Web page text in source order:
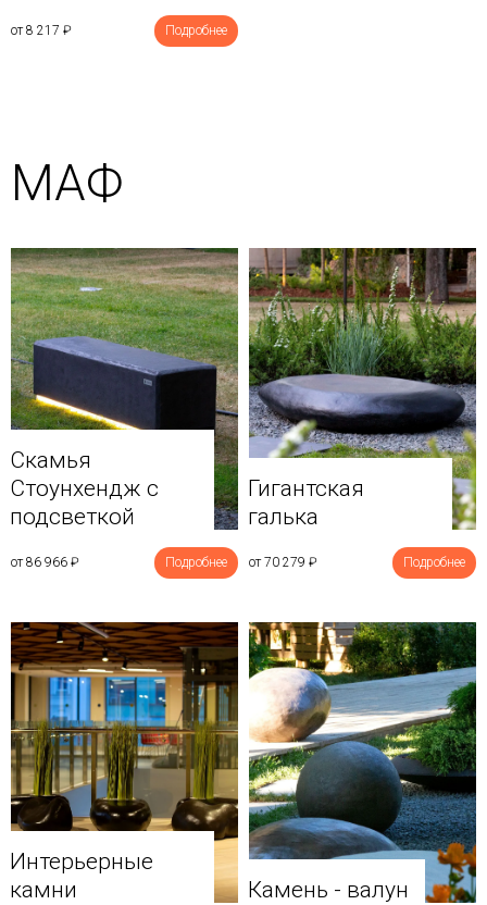
от 8 217 ₽ Подробнее
МАФ
Скамья
Стоунхендж с
подсветкой
от 86 966 ₽ Подробнее
Гигантская
галька
от 70 279 ₽ Подробнее
Интерьерные
камни
Камень - валун